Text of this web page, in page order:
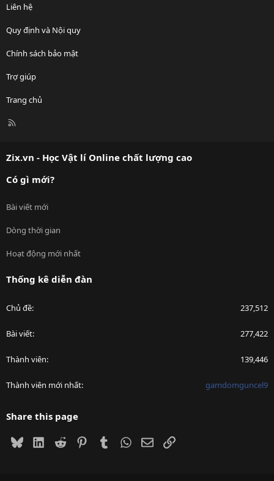
Liên hệ
Quy định và Nội quy
Chính sách bảo mật
Trợ giúp
Trang chủ
R
Zix.vn - Học Vật lí Online chất lượng cao
Có gì mới?
Bài viết mới
Dòng thời gian
Hoạt động mới nhất
Thống kê diễn đàn
Chủ đề 237,512
Bài viết 277,422
Thành viên 139,446
Thành viên mới nhất gamdomguncel9
Share this page
BlueskyLinkedIn
Reddit PinterestTumblrWhatsApp
EmailLink